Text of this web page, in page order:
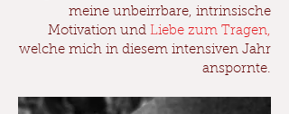
meine unbeirrbare, intrinsische
Motivation und Liebe zum Tragen,
welche mich in diesem intensiven Jahr
anspornte.